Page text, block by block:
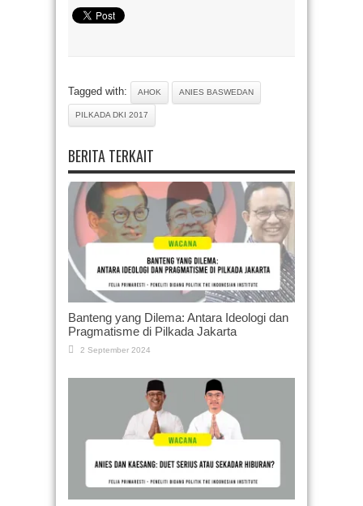
Tagged with: AHOK ANIES BASWEDAN
PILKADA DKI 2017
BERITA TERKAIT
Banteng yang Dilema: Antara Ideologi dan
Pragmatisme di Pilkada Jakarta
2 September 2024